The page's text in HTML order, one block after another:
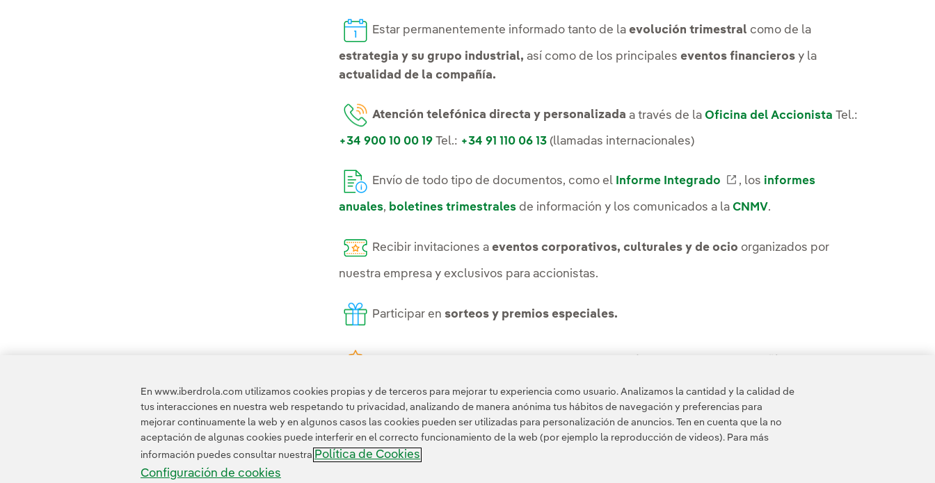
Estar permanentemente informado tanto de laevolución trimestral como de la
estrategia y su grupo industrial, así como de los principales eventos financieros y la
actualidad de la compañía.
Atención telefónica directa y personalizada a través de laOficina del Accionista Tel.:
+34 900 10 00 19 Tel.: +34 91 110 06 13 (llamadas internacionales)
Envío de todo tipo de documentos, como el Informe Integrado
Enlace externo, se abre en
, los informes
anuales, boletines trimestrales de información y los comunicados a la CNMV.
Recibir invitaciones aeventos corporativos, culturales y de ocio organizados por
nuestra empresa y exclusivos para accionistas.
Participar en sorteos y premios especiales.
más.
En www.iberdrola.com utilizamos cookies propias y de terceros para mejorar tu experiencia como usuario. Analizamos la cantidad y la calidad de
tus interacciones en nuestra web respetando tu privacidad, analizando de manera anónima tus hábitos de navegación y preferencias para
mejorar continuamente la web y en algunos casos las cookies pueden ser utilizadas para personalización de anuncios. Ten en cuenta que la no
aceptación de algunas cookies puede interferir en el correcto funcionamiento de la web (por ejemplo la reproducción de videos). Para más
información puedes consultar nuestra Política de Cookies
Configuración de cookies